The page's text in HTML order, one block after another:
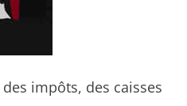
impôts, des caisses